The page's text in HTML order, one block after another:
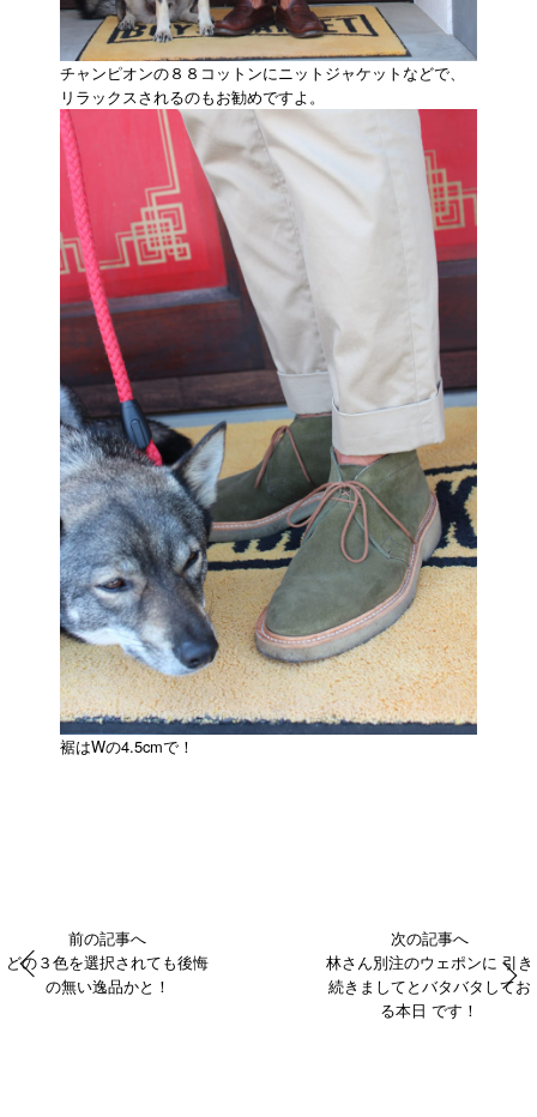
チャンピオンの８８コットンにニットジャケットなどで、
リラックスされるのもお勧めですよ。
裾はWの4.5cmで！
前の記事へ
どの３色を選択されても後悔
の無い逸品かと！
次の記事へ
林さん別注のウェポンに 引き
続きましてとバタバタしてお
る本日 です！